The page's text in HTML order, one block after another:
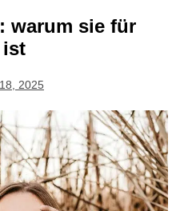
warum sie für
ist
2025